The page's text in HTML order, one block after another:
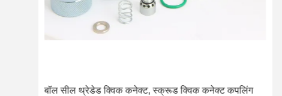
बॉल सील थ्रेडेड क्विक कनेक्ट, स्क्रूड क्विक कनेक्ट कपलिंग